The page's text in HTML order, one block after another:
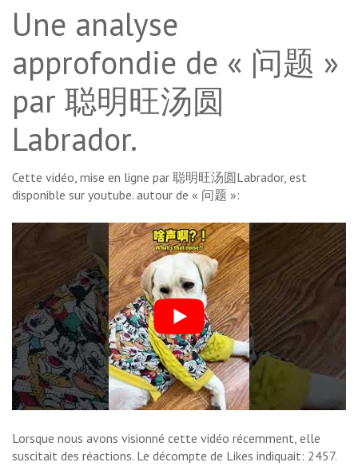
Une analyse
approfondie de « 问题 »
par 聪明旺汤圆
Labrador.
Cette vidéo, mise en ligne par 聪明旺汤圆Labrador, est
disponible sur youtube. autour de « 问题 »:
Lorsque nous avons visionné cette vidéo récemment, elle
suscitait des réactions. Le décompte de Likes indiquait: 2457.